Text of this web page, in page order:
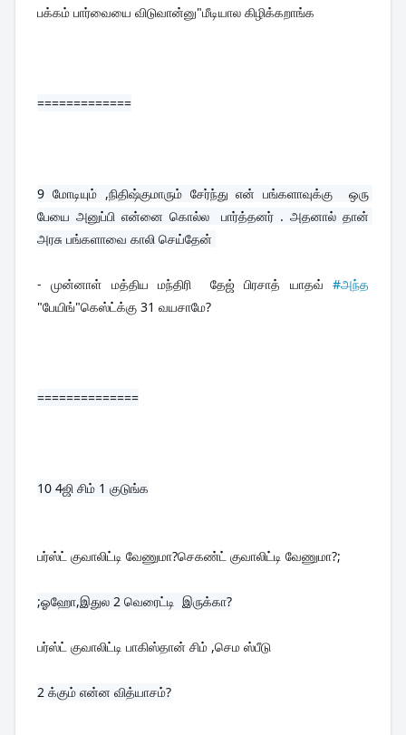
பக்கம் பார்வையை விடுவான்னு"மீடியால கிழிக்கறாங்க
=============
9 மோடியும் ,நிதிஷ்குமாரும் சேர்ந்து என் பங்களாவுக்கு  ஒரு
பேயை அனுப்பி என்னை கொல்ல  பார்த்தனர் . அதனால் தான்
அரசு பங்களாவை காலி செய்தேன்
- முன்னாள் மத்திய மந்திரி  தேஜ் பிரசாத் யாதவ் #அந்த
"பேயிங்"கெஸ்ட்க்கு 31 வயசாமே?
==============
10 4ஜி சிம் 1 குடுங்க
பர்ஸ்ட் குவாலிட்டி வேணுமா?செகண்ட் குவாலிட்டி வேணுமா?;
பர்ஸ்ட் குவாலிட்டி பாகிஸ்தான் சிம் ,செம ஸ்பீடு
2 க்கும் என்ன வித்யாசம்?